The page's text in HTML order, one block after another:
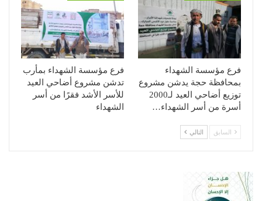
فرع مؤسسة الشهداء
بمحافظة حجة يدشن مشروع
توزيع أضاحي العيد لـ2000
أسرة من أسر الشهداء…
فرع مؤسسة الشهداء بمأرب
تدشن مشروع أضاحي العيد
للأسر الأشد فقرًا من أسر
الشهداء
السابق التالي